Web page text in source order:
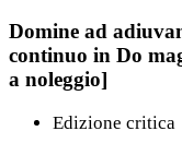
Domine ad
continuo in Do
a noleggio]
Edizione critica